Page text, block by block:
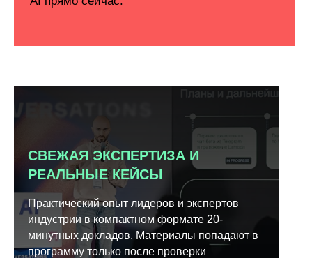
СВЕЖАЯ ЭКСПЕРТИЗА И
РЕАЛЬНЫЕ КЕЙСЫ
Практический опыт лидеров и экспертов
индустрии в компактном формате 20-
минутных докладов. Материалы попадают в
программу только после проверки